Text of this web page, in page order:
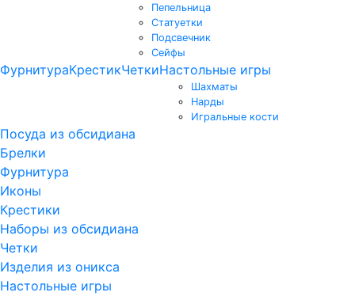
Пепельница
Статуетки
Подсвечник
Сейфы
ФурнитураКрестикЧеткиНастольные игры
Шахматы
Нарды
Игральные кости
Посуда из обсидиана
Брелки
Фурнитура
Иконы
Крестики
Наборы из обсидиана
Четки
Изделия из оникса
Настольные игры